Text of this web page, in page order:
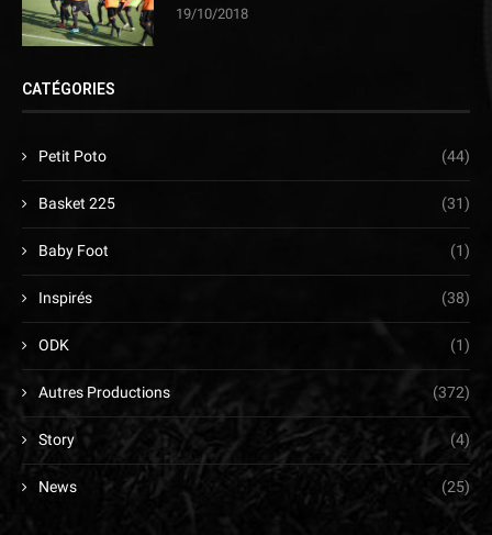
19/10/2018
CATÉGORIES
Petit Poto (44)
Basket 225 (31)
Baby Foot (1)
Inspirés (38)
ODK (1)
Autres Productions (372)
Story (4)
News (25)